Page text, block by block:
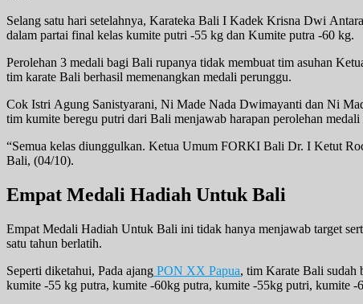
Selang satu hari setelahnya, Karateka Bali I Kadek Krisna Dwi
dalam partai final kelas kumite putri -55 kg dan Kumite putra -60 kg.
Perolehan 3 medali bagi Bali rupanya tidak membuat tim asuhan
tim karate Bali berhasil memenangkan medali perunggu.
Cok Istri Agung Sanistyarani, Ni Made Nada Dwimayanti dan Ni
tim kumite beregu putri dari Bali menjawab harapan perolehan
“Semua kelas diunggulkan. Ketua Umum FORKI Bali Dr. I Ketut
Bali, (04/10).
Empat Medali Hadiah Untuk Bali
Empat Medali Hadiah Untuk Bali ini tidak hanya menjawab target
satu tahun berlatih.
Seperti diketahui, Pada ajang PON XX Papua, tim Karate Bali sudah
kumite -55 kg putra, kumite -60kg putra, kumite -55kg putri, kumite